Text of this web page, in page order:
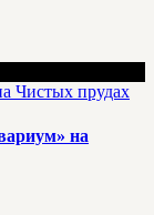
на